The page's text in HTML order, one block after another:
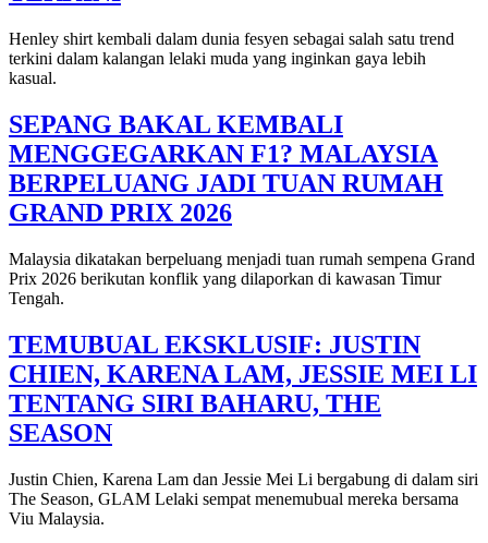
Henley shirt kembali dalam dunia fesyen sebagai salah satu trend
terkini dalam kalangan lelaki muda yang inginkan gaya lebih
kasual.
SEPANG BAKAL KEMBALI
MENGGEGARKAN F1? MALAYSIA
BERPELUANG JADI TUAN RUMAH
GRAND PRIX 2026
Malaysia dikatakan berpeluang menjadi tuan rumah sempena Grand
Prix 2026 berikutan konflik yang dilaporkan di kawasan Timur
Tengah.
TEMUBUAL EKSKLUSIF: JUSTIN
CHIEN, KARENA LAM, JESSIE MEI LI
TENTANG SIRI BAHARU, THE
SEASON
Justin Chien, Karena Lam dan Jessie Mei Li bergabung di dalam siri
The Season, GLAM Lelaki sempat menemubual mereka bersama
Viu Malaysia.